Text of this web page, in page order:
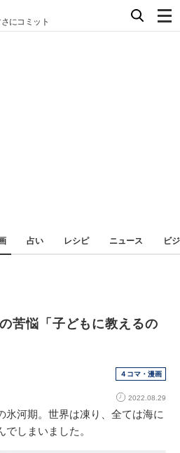
にコミット
占い レシピ ニュース ビ
苦悩「子どもに教えるの
４コマ・漫画
2022.08.29
氷河期。世界は凍り、全ては海に
しまいました。